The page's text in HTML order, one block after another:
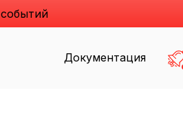
Документация